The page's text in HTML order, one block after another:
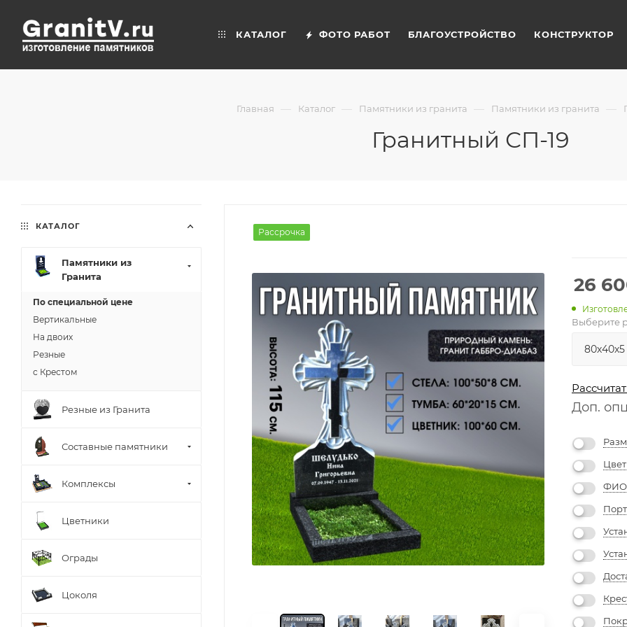
КАТАЛОГ ФОТО РАБОТ БЛАГОУСТРОЙСТВО КОНСТРУКТОР
Главная — Каталог — Памятники из гранита — Памятники из гранита —
Гранитный СП-19
Рассрочка
26
Выберите
Доп.
ФИО
КАТАЛОГ
Памятники из
Гранита
По специальной цене
Вертикальные
На двоих
Резные
с Крестом
Резные из Гранита
Составные памятники
Комплексы
Цветники
Ограды
Цоколя